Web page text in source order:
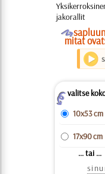
jakorallit
O
mitat
Zvalitse
10x53 cm
17x90 cm
... tai ...